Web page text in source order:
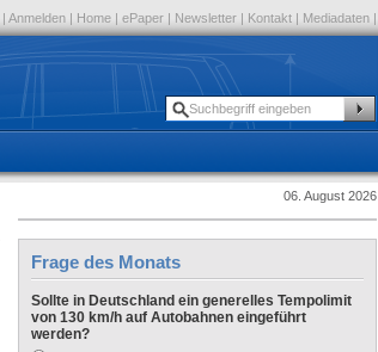
| Anmelden | Home | ePaper | Newsletter | Kontakt | Mediadaten |
06. August 2026
Frage des Monats
Sollte in Deutschland ein generelles Tempolimit
von 130 km/h auf Autobahnen eingeführt
werden?